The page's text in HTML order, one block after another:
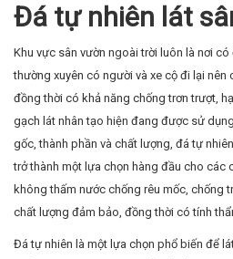
Đá tự nhiên lát
Khu vực sân vườn ngoài trời luôn là nơi
thường xuyên có người và xe cộ đi lại nên
đồng thời có khả năng chống trơn trượt,
gạch lát nhân tạo hiện đang được sử
gốc, thành phần và chất lượng, đá tự
trở thành một lựa chọn hàng đầu cho các
không thấm nước chống rêu mốc, chống
chất lượng đảm bảo, đồng thời có tính
Đá tự nhiên là một lựa chọn phổ biến để